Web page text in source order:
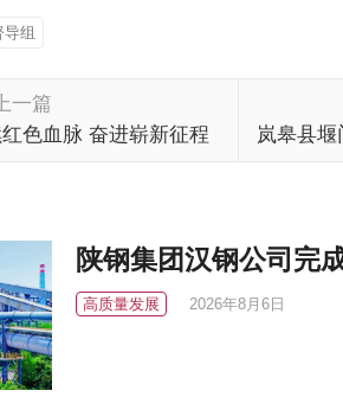
导组
一篇
色血脉 奋进崭新征程
岚皋县
陕钢集团汉钢公司完
高质量发展 2026年8月6日